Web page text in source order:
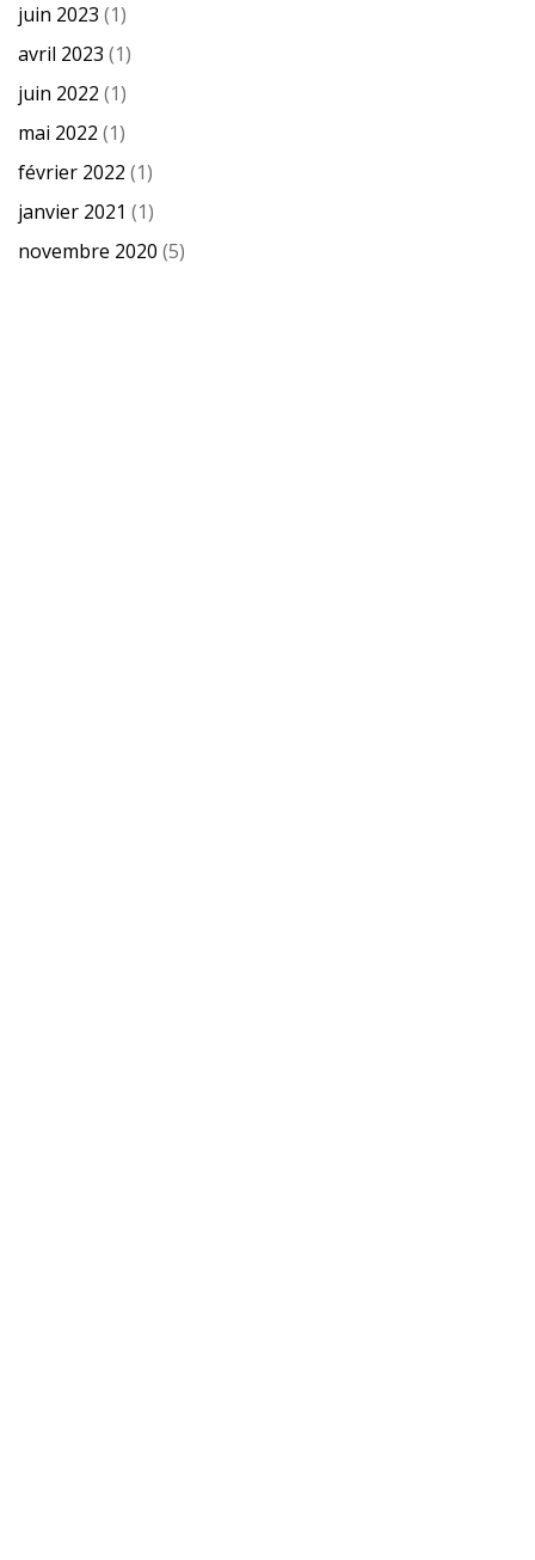
juin 2023 (1)
avril 2023 (1)
juin 2022 (1)
mai 2022 (1)
février 2022 (1)
janvier 2021 (1)
novembre 2020 (5)